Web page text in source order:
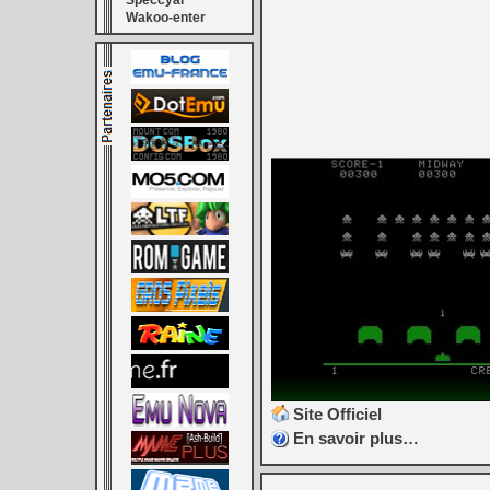
Wakoo-enter
Site Officiel
En savoir plus…